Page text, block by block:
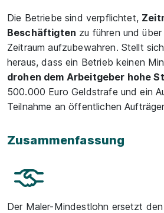
Die Betriebe sind verpflichtet,
Beschäftigten zu führen und
Zeitraum aufzubewahren. Stellt
heraus, dass ein Betrieb keinen
drohen dem Arbeitgeber hohe
500.000 Euro Geldstrafe und ein
Teilnahme an öffentlichen
Zusammenfassung
Der Maler-Mindestlohn ersetzt